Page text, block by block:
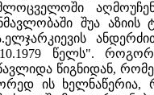
შუა
წელს".
წიგნიდან,
ის ხელნაწერია,